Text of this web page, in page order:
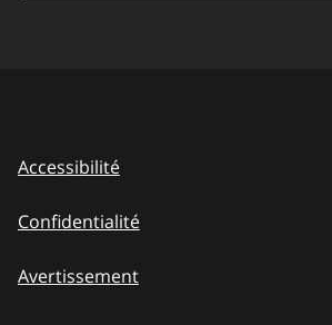
Accessibilité
Confidentialité
Avertissement